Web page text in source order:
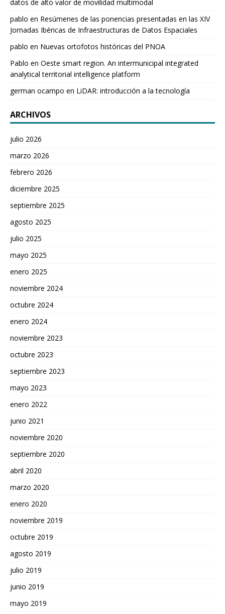
datos de alto valor de movilidad multimodal
pablo en Resúmenes de las ponencias presentadas en las XIV
Jornadas Ibéricas de Infraestructuras de Datos Espaciales
pablo en Nuevas ortofotos históricas del PNOA
Pablo en Oeste smart region. An intermunicipal integrated
analytical territorial intelligence platform
german ocampo en LiDAR: introducción a la tecnología
ARCHIVOS
julio 2026
marzo 2026
febrero 2026
diciembre 2025
septiembre 2025
agosto 2025
julio 2025
mayo 2025
enero 2025
noviembre 2024
octubre 2024
enero 2024
noviembre 2023
octubre 2023
septiembre 2023
mayo 2023
enero 2022
junio 2021
noviembre 2020
septiembre 2020
abril 2020
marzo 2020
enero 2020
noviembre 2019
octubre 2019
agosto 2019
julio 2019
junio 2019
mayo 2019